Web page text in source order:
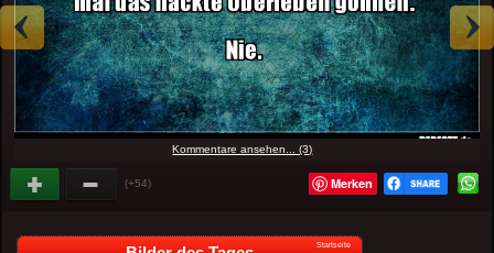
Kommentare ansehen... (3)
(+54) Merken
Startseite